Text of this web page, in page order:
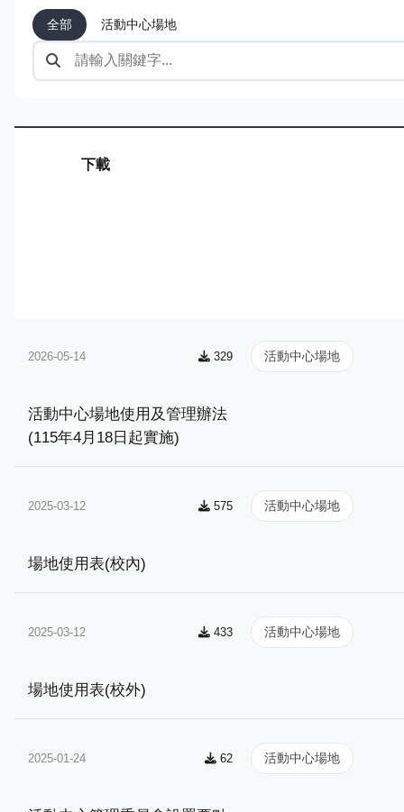
全部 活動中心場地
下載
活動中心場地
活動中心場地使用及管理辦法
(115年4月18日起實施)
329
2026-05-14
活動中心場地
場地使用表(校內)
575
2025-03-12
活動中心場地
場地使用表(校外)
433
2025-03-12
活動中心場地
62
2025-01-24